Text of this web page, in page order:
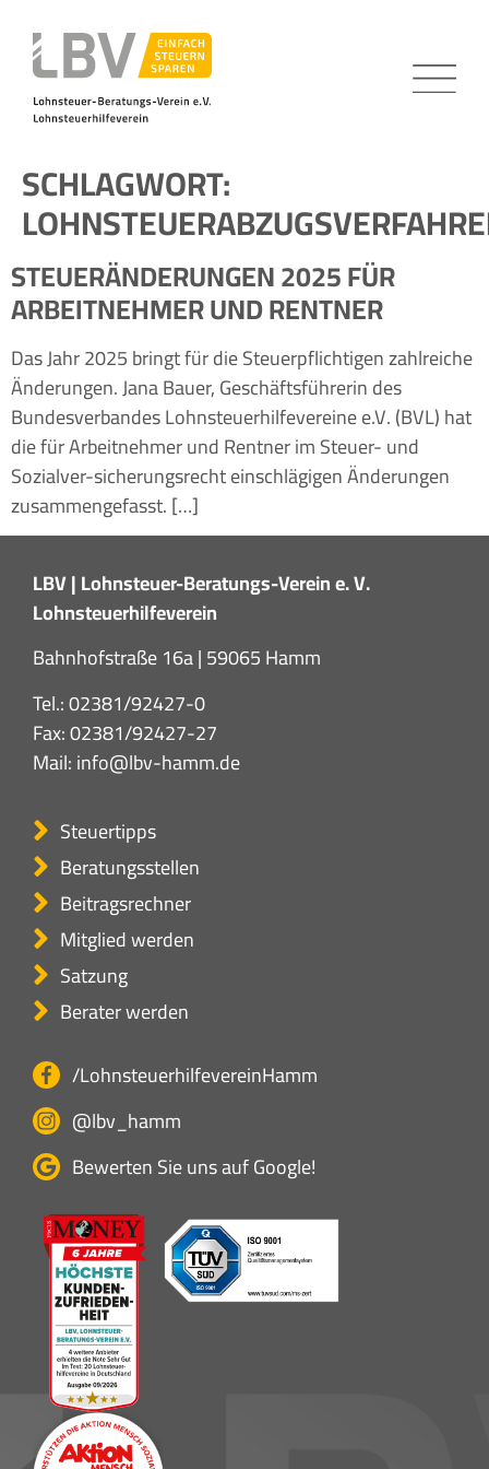
SCHLAGWORT:
STEUERÄNDERUNGEN 2025 FÜR
ARBEITNEHMER UND RENTNER
Das Jahr 2025 bringt für die Steuerpflichtigen zahlreiche
Änderungen. Jana Bauer, Geschäftsführerin des
Bundesverbandes Lohnsteuerhilfevereine e.V. (BVL) hat
die für Arbeitnehmer und Rentner im Steuer- und
Sozialver-sicherungsrecht einschlägigen Änderungen
zusammengefasst. […]
LBV | Lohnsteuer-Beratungs-Verein e. V.
Lohnsteuerhilfeverein
Bahnhofstraße 16a | 59065 Hamm
Tel.:02381/92427-0
Fax: 02381/92427-27
Mail:info@lbv-hamm.de
Steuertipps
Beratungsstellen
Beitragsrechner
Mitglied werden
Satzung
Berater werden
/LohnsteuerhilfevereinHamm
@lbv_hamm
Bewerten Sie uns auf Google!